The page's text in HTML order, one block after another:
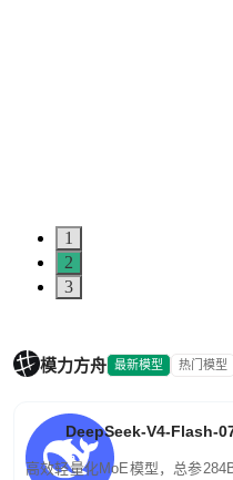
1
2
3
模力方舟 最新模型 热门模型
DeepSeek-V4-Flash-
高效轻量化MoE模型，总参